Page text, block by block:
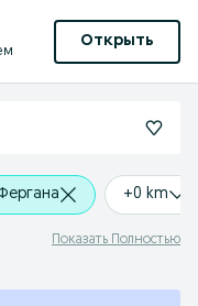
Открыть
+0 km
Показать Полностью